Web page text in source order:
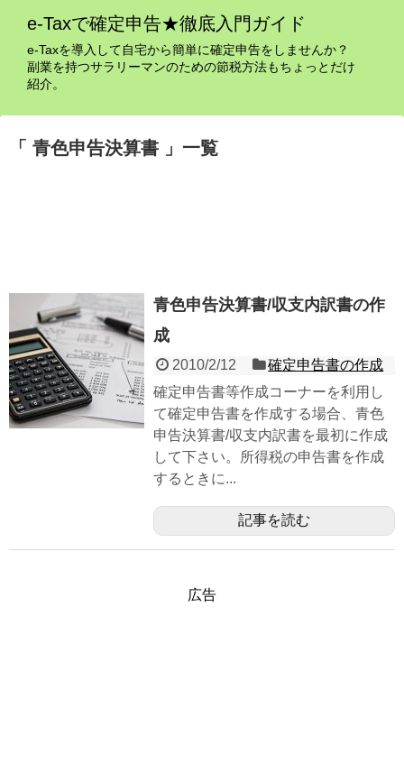
e-Taxで確定申告★徹底入門ガイド
e-Taxを導入して自宅から簡単に確定申告をしませんか？
副業を持つサラリーマンのための節税方法もちょっとだけ
紹介。
「 青色申告決算書 」一覧
青色申告決算書/収支内訳書の作
成
2010/2/12
確定申告書の作成
確定申告書等作成コーナーを利用し
て確定申告書を作成する場合、青色
申告決算書/収支内訳書を最初に作成
して下さい。所得税の申告書を作成
するときに...
記事を読む
広告